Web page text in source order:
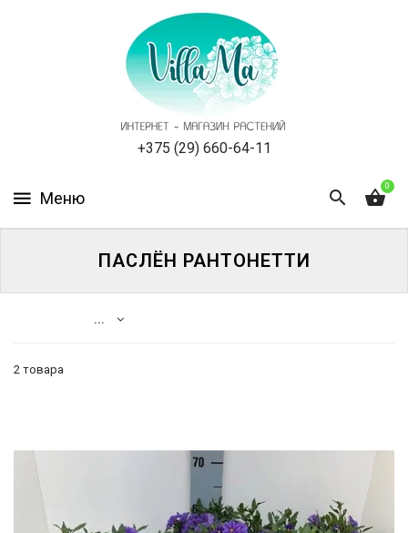
+375 (29) 660-64-11
0
НОВОСТИ,
АКЦИИ
ВОЙТИ
ПАСЛЁН РАНТОНЕТТИ
...
2 товара